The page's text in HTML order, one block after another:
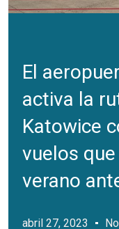
El
activa la
Katowice
vuelos
verano
abril 27, 2023